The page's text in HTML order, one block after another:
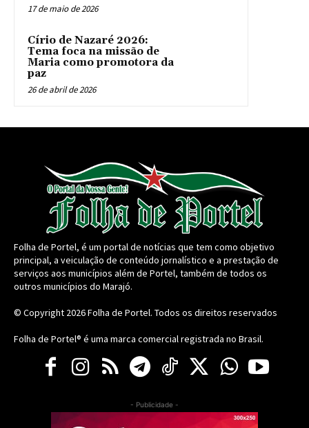
17 de maio de 2026
Círio de Nazaré 2026:
Tema foca na missão de
Maria como promotora da
paz
26 de abril de 2026
Folha de Portel, é um portal de notícias que tem como objetivo
principal, a veiculação de conteúdo jornalístico e a prestação de
serviços aos municípios além de Portel, também de todos os
outros municípios do Marajó.
© Copyright 2026Folha de Portel. Todos os direitos reservados
Folha de Portel® é uma marca comercial registrada no Brasil.
- Publicidade -